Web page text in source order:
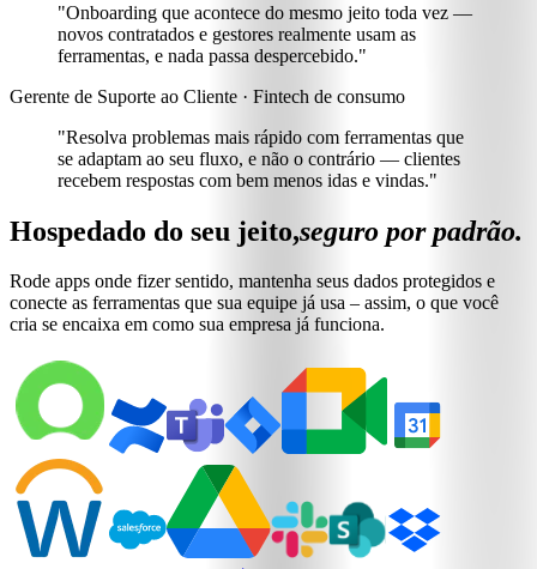
"Onboarding que acontece do mesmo jeito toda vez —
novos contratados e gestores realmente usam as
ferramentas, e nada passa despercebido."
Gerente de Suporte ao Cliente · Fintech de consumo
"Resolva problemas mais rápido com ferramentas que
se adaptam ao seu fluxo, e não o contrário — clientes
recebem respostas com bem menos idas e vindas."
Hospedado do seu jeito,seguro por padrão.
Rode apps onde fizer sentido, mantenha seus dados protegidos e
conecte as ferramentas que sua equipe já usa – assim, o que você
cria se encaixa em como sua empresa já funciona.